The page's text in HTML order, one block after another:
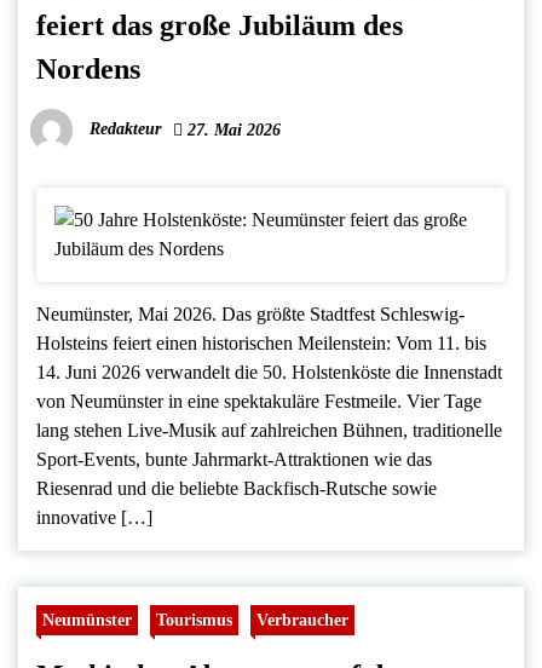
feiert das große Jubiläum des
Nordens
Redakteur 27. Mai 2026
Neumünster, Mai 2026. Das größte Stadtfest Schleswig-
Holsteins feiert einen historischen Meilenstein: Vom 11. bis
14. Juni 2026 verwandelt die 50. Holstenköste die Innenstadt
von Neumünster in eine spektakuläre Festmeile. Vier Tage
lang stehen Live-Musik auf zahlreichen Bühnen, traditionelle
Sport-Events, bunte Jahrmarkt-Attraktionen wie das
Riesenrad und die beliebte Backfisch-Rutsche sowie
innovative […]
Neumünster Tourismus Verbraucher